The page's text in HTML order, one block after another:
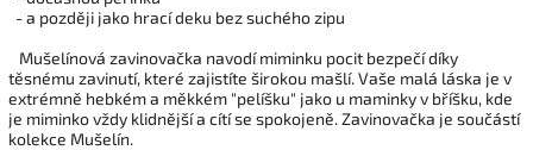
- a později jako hrací deku bez suchého zipu
Mušelínová zavinovačka navodí miminku pocit bezpečí díky
těsnému zavinutí, které zajistíte širokou mašlí. Vaše malá láska je v
extrémně hebkém a měkkém "pelíšku" jako u maminky v bříšku, kde
je miminko vždy klidnější a cítí se spokojeně. Zavinovačka je součástí
kolekce Mušelín.